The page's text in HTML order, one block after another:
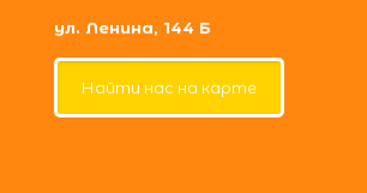
ул. Ленина, 144 Б
Найти нас на карте